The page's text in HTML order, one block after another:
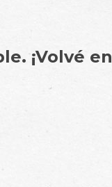
¡Volvé en